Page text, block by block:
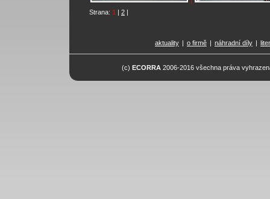
Strana: 1 | 2 |
aktuality | o firmě | náhradní díly |
(c) ECORRA 2006-2016 všechna práva